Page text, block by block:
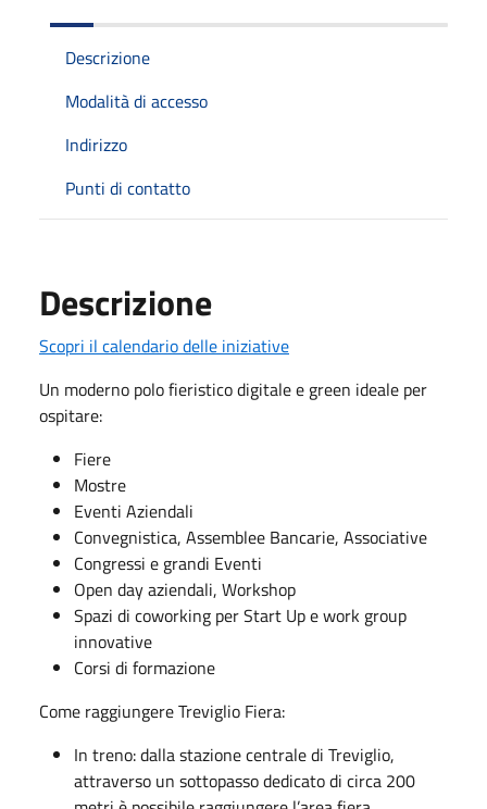
Descrizione
Modalità di accesso
Indirizzo
Punti di contatto
Descrizione
Scopri il calendario delle iniziative
Un moderno polo fieristico digitale e green ideale per
ospitare:
Fiere
Mostre
Eventi Aziendali
Convegnistica, Assemblee Bancarie, Associative
Congressi e grandi Eventi
Open day aziendali, Workshop
Spazi di coworking per Start Up e work group
innovative
Corsi di formazione
Come raggiungere Treviglio Fiera:
In treno: dalla stazione centrale di Treviglio,
attraverso un sottopasso dedicato di circa 200